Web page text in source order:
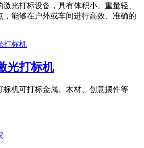
激光打标设备，具有体积小、重量轻、
，能够在户外或车间进行高效、准确的
光打标机
标机可打标金属、木材、创意摆件等